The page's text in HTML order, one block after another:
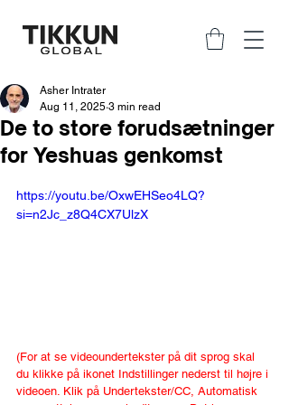
De to store forudsætninger
for Yeshuas genkomst
Asher Intrater
Aug 11, 2025 3 min read
https://youtu.be/OxwEHSeo4LQ?
si=n2Jc_z8Q4CX7UlzX
(For at se videoundertekster på dit sprog skal
du klikke på ikonet Indstillinger nederst til højre i
videoen. Klik på Undertekster/CC, Automatisk